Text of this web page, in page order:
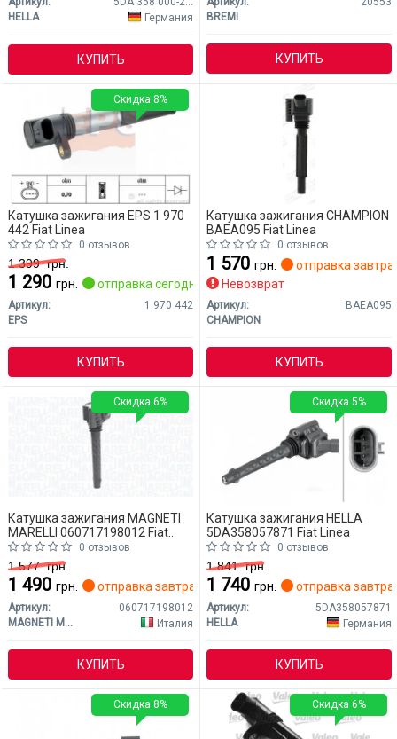
HELLA
Германия
КУПИТЬ
BREMI
КУПИТЬ
Катушка зажигания EPS 1 970
442 Fiat Linea
0 отзывов
1 399грн.
1 290 грн. отправка сегодня
Артикул:
1 970 442
EPS
КУПИТЬ
Скидка 8%
Катушка зажигания CHAMPION
BAEA095 Fiat Linea
0 отзывов
1 570 грн.
отправка завтра
Невозврат
Артикул:
BAEA095
CHAMPION
КУПИТЬ
Катушка зажигания MAGNETI
MARELLI 060717198012 Fiat
Linea
0 отзывов
1 577грн.
1 490 грн. отправка завтра
Артикул:
060717198012
MAGNETI MARELLI
Италия
КУПИТЬ
Скидка 6%
Катушка зажигания HELLA
5DA358057871 Fiat Linea
0 отзывов
1 841грн.
1 740 грн. отправка завтра
Артикул:
5DA358057871
HELLA
Германия
КУПИТЬ
Скидка 5%
Скидка 8% Скидка 6%